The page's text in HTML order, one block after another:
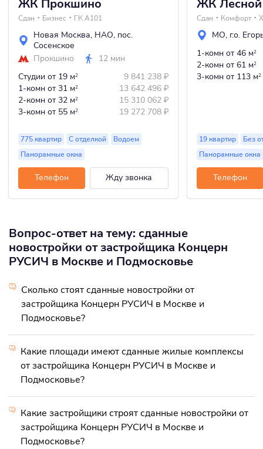
ЖК Прокшино
Сдан Бизнес ГК А101
Новая Москва, НАО, пос.
Сосенское
Прокшино
12 мин
Студии от 19 м2 9 841 238 ₽
1-комн от 31 м2 13 642 496 ₽
2-комн от 32 м2 15 310 062 ₽
3-комн от 55 м2 19 272 708 ₽
775 квартир С отделкой
Водоем
Панорамные окна
Телефон Жду звонка
ЖК Лесной
Сдан Комфорт
МО, г.о.
1-комн от 46 м2
2-комн от 61 м2
3-комн от 113 м2
19 квартир
Без
Панорамные окна
Телефон
Вопрос-ответ на тему: сданные
новостройки от застройщика Концерн
РУСИЧ в Москве и Подмосковье
Сколько стоят сданные новостройки от
застройщика Концерн РУСИЧ в Москве и
Подмосковье?
Какие площади имеют сданные жилые комплексы
от застройщика Концерн РУСИЧ в Москве и
Подмосковье?
Какие застройщики строят сданные новостройки от
застройщика Концерн РУСИЧ в Москве и
Подмосковье?